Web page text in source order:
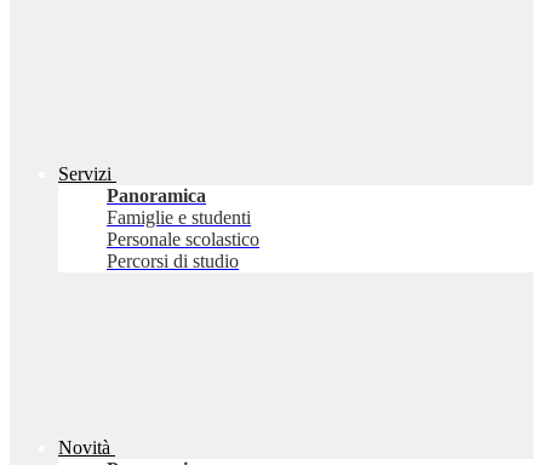
Servizi
Panoramica
Famiglie e studenti
Personale scolastico
Percorsi di studio
Novità